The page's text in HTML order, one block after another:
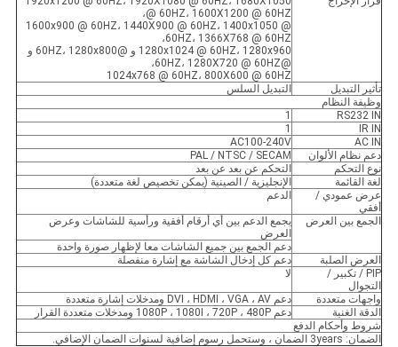
@ 60HZ، 1600X1200 @ 60HZ،
1600x900 @ 60HZ، 1440X900 @ 60HZ، 1400x1050 @
60HZ، 1366X768 @ 60HZ،
1280x1024 @ 60HZ، 1280x960 و @60HZ، 1280x800 و
@60HZ، 1280X720 @ 60HZ،
1024x768 @ 60HZ، 800X600 @ 60HZ
تأثير التبديل
التبديل السلس
وظيفة النظام
RS232 IN
1
IR IN
1
AC IN
AC100-240V
دعم نظام الألوان
PAL / NTSC / SECAM
نوع التحكم
التحكم عن بعد عن بعد
لغة القائمة
الإنجليزية / الصينية (يمكن تخصيص لغة متعددة)
عرض عمودي /
أفقي
الدعم
الجمع بين العرض
يجمع الدعم بين أي أرقام أفقية ورأسية للشاشات وعرض
العرض
دعم الجمع بين جميع الشاشات معا لإظهار صورة واحدة
العرض الصلبة
دعم كل إدخال الشاشة مع إشارة منفصلة
PIP / تكبير /
التجوال
لا
واجهات متعددة
دعم DVI ، HDMI ، VGA ، AV ومدخلات إشارة متعددة
الدقة الغنية
دعم 1080P ، 1080I ، 720P ، 480P ومدخلات متعددة القرار
شروط وأحكام الدفع
الضمان: 3years الضمان ، وستحمل رسوم إضافية لسنوات الضمان الإضافي.